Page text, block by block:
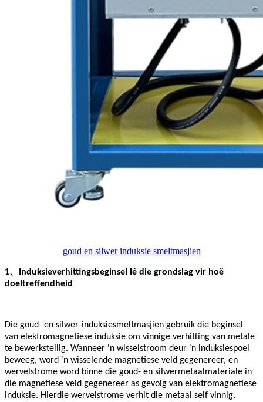
goud en silwer induksie smeltmasjien
1、 Induksieverhittingsbeginsel lê die grondslag vir hoë
doeltreffendheid
Die goud- en silwer-induksiesmeltmasjien gebruik die beginsel
van elektromagnetiese induksie om vinnige verhitting van metale
te bewerkstellig. Wanneer 'n wisselstroom deur 'n induksiespoel
beweeg, word 'n wisselende magnetiese veld gegenereer, en
wervelstrome word binne die goud- en silwermetaalmateriale in
die magnetiese veld gegenereer as gevolg van elektromagnetiese
induksie. Hierdie wervelstrome verhit die metaal self vinnig,